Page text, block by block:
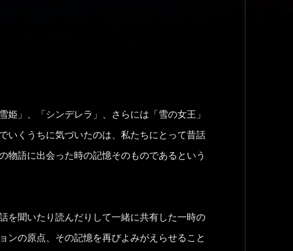
姫」、「シンデレラ」、さらには「雪の女王」
いくうちに気づいたのは、私たちにとって昔話
物語に出会った時の記憶そのものであるという
を聞いたり読んだりして一緒に共有した一時の
ンの原点、その記憶を再びよみがえらせること